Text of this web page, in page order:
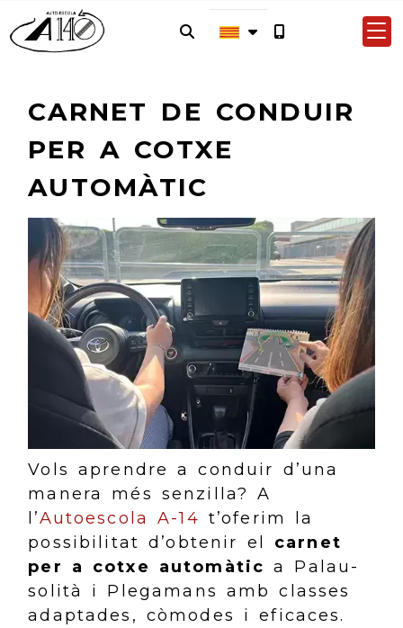
CARNET DE CONDUIR
PER A COTXE
AUTOMÀTIC
Vols aprendre a conduir d’una
manera més senzilla? A
l’Autoescola A-14 t’oferim la
possibilitat d’obtenir el carnet
per a cotxe automàtic a Palau-
solità i Plegamans amb classes
adaptades, còmodes i eficaces.